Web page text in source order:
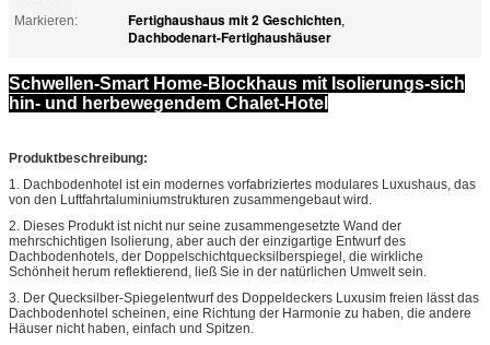
Markieren: Fertighaushaus mit 2 Geschichten,
Dachbodenart-Fertighaushäuser
Schwellen-Smart Home-Blockhaus mit Isolierungs-sich
hin- und herbewegendem Chalet-Hotel
Produktbeschreibung:
1. Dachbodenhotel ist ein modernes vorfabriziertes modulares Luxushaus, das
von den Luftfahrtaluminiumstrukturen zusammengebaut wird.
2. Dieses Produkt ist nicht nur seine zusammengesetzte Wand der
mehrschichtigen Isolierung, aber auch der einzigartige Entwurf des
Dachbodenhotels, der Doppelschichtquecksilberspiegel, die wirkliche
Schönheit herum reflektierend, ließ Sie in der natürlichen Umwelt sein.
3. Der Quecksilber-Spiegelentwurf des Doppeldeckers Luxusim freien lässt das
Dachbodenhotel scheinen, eine Richtung der Harmonie zu haben, die andere
Häuser nicht haben, einfach und Spitzen.